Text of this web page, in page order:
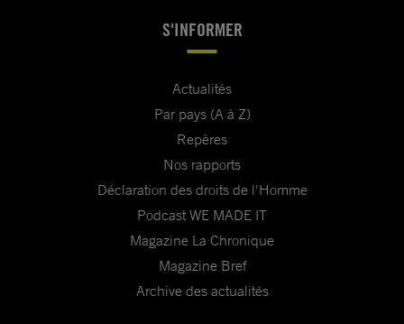
S'INFORMER
Actualités
Par pays (A à Z)
Repères
Nos rapports
Déclaration des droits de l'Homme
Podcast WE MADE IT
Magazine La Chronique
Magazine Bref
Archive des actualités